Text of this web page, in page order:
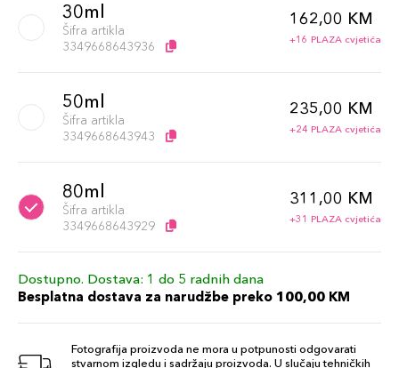
30ml
Šifra artikla
3349668643936
162,00 KM
+16 PLAZA cvjetića
50ml
Šifra artikla
3349668643943
235,00 KM
+24 PLAZA cvjetića
80ml
Šifra artikla
3349668643929
311,00 KM
+31 PLAZA cvjetića
Dostupno. Dostava: 1 do 5 radnih dana
Besplatna dostava za narudžbe preko 100,00 KM
Fotografija proizvoda ne mora u potpunosti odgovarati
stvarnom izgledu i sadržaju proizvoda. U slučaju tehničkih